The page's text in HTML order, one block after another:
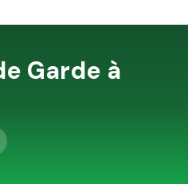
Garde à